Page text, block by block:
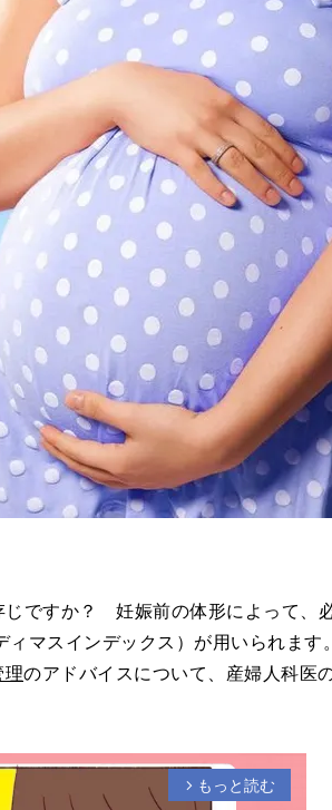
ですか？ 妊娠前の体形によって、
マスインデックス）が用いられます
のアドバイスについて、産婦人科医
arrow_forward_ios もっと読む